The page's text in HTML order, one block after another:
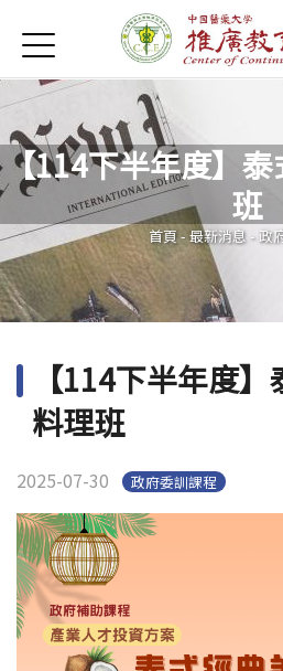
首頁
首頁
Open submenu (關於我們)
關於我們
最新消息
課程報名系統(link is
檔案下載
學校首頁(link is external)
English
Jump to
Jump to Main
【114下半年度】
班
您在
首頁- 最新消息 - 政
【114下半年度
料理班
2025-07-30 政府委訓課程